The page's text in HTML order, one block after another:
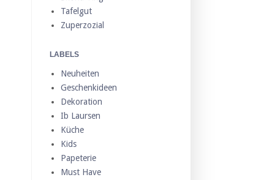
Tafelgut
Zuperzozial
LABELS
Neuheiten
Geschenkideen
Dekoration
Ib Laursen
Küche
Kids
Papeterie
Must Have